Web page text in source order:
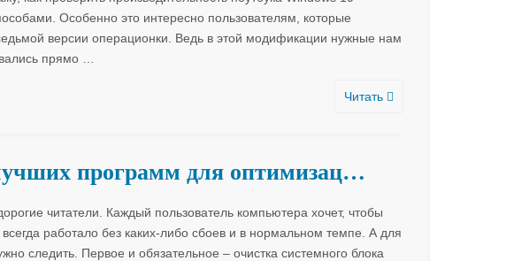
Особенно это интересно пользователям, которые
версии операционки. Ведь в этой модификации нужные нам
прямо
Читать
программ для оптимизац…
читатели. Каждый пользователь компьютера хочет, чтобы
всегда работало без каких-либо сбоев и в нормальном темпе. А для
следить. Первое и обязательное – очистка системного блока